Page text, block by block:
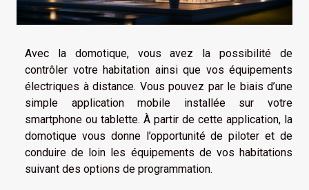
Avec la domotique, vous avez la possibilité de
contrôler votre habitation ainsi que vos équipements
électriques à distance. Vous pouvez par le biais d’une
simple application mobile installée sur votre
smartphone ou tablette. À partir de cette application, la
domotique vous donne l’opportunité de piloter et de
conduire de loin les équipements de vos habitations
suivant des options de programmation.